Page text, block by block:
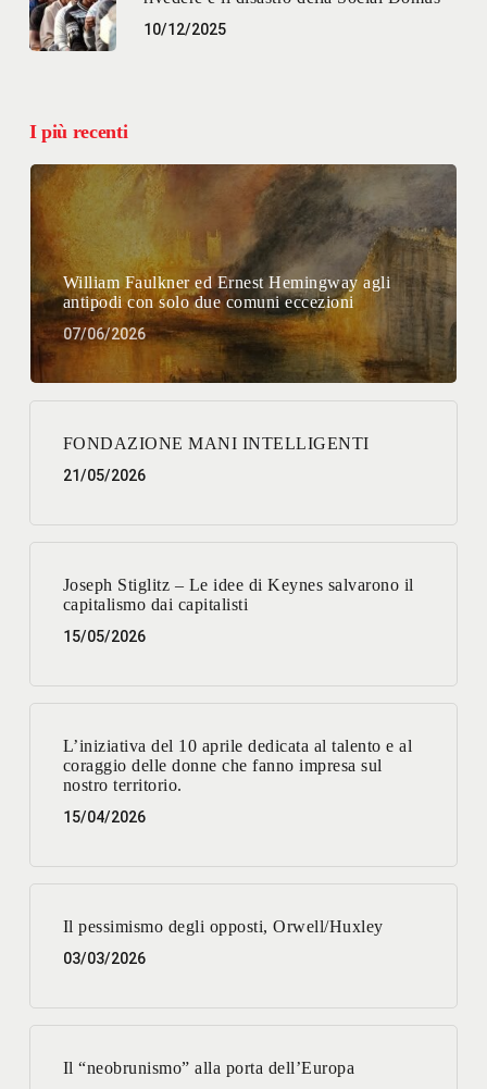
10/12/2025
I più recenti
William Faulkner ed Ernest Hemingway agli
antipodi con solo due comuni eccezioni
07/06/2026
FONDAZIONE MANI INTELLIGENTI
21/05/2026
Joseph Stiglitz – Le idee di Keynes salvarono il
capitalismo dai capitalisti
15/05/2026
L’iniziativa del 10 aprile dedicata al talento e al
coraggio delle donne che fanno impresa sul
nostro territorio.
15/04/2026
Il pessimismo degli opposti, Orwell/Huxley
03/03/2026
Il “neobrunismo” alla porta dell’Europa